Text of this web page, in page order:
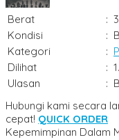
Berat :
Kondisi
:
Kategori
:
Dilihat
:
Ulasan
:
Hubungi kami secara
cepat! QUICK ORDER
Kepemimpinan Dalam